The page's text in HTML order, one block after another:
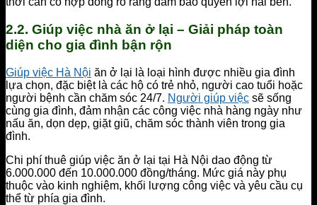
2.2. Giúp việc nhà ăn ở lại – Giải pháp toàn
diện cho gia đình bận rộn
Giúp việc Hà Nội ăn ở lại là loại hình được nhiều gia đình
lựa chọn, đặc biệt là các hộ có trẻ nhỏ, người cao tuổi hoặc
người bệnh cần chăm sóc 24/7. Người giúp việc sẽ sống
cùng gia đình, đảm nhận các công việc nhà hàng ngày như
nấu ăn, dọn dẹp, giặt giũ, chăm sóc thành viên trong gia
đình.
Chi phí thuê giúp việc ăn ở lại tại Hà Nội dao động từ
6.000.000 đến 10.000.000 đồng/tháng. Mức giá này phụ
thuộc vào kinh nghiệm, khối lượng công việc và yêu cầu cụ
thể từ phía gia đình.